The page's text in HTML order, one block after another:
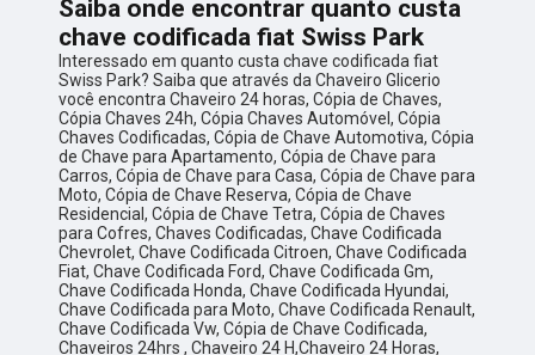
Saiba onde encontrar quanto custa
chave codificada fiat Swiss Park
Interessado em quanto custa chave codificada fiat
Swiss Park? Saiba que através da Chaveiro Glicerio
você encontra Chaveiro 24 horas, Cópia de Chaves,
Cópia Chaves 24h, Cópia Chaves Automóvel, Cópia
Chaves Codificadas, Cópia de Chave Automotiva, Cópia
de Chave para Apartamento, Cópia de Chave para
Carros, Cópia de Chave para Casa, Cópia de Chave para
Moto, Cópia de Chave Reserva, Cópia de Chave
Residencial, Cópia de Chave Tetra, Cópia de Chaves
para Cofres, Chaves Codificadas, Chave Codificada
Chevrolet, Chave Codificada Citroen, Chave Codificada
Fiat, Chave Codificada Ford, Chave Codificada Gm,
Chave Codificada Honda, Chave Codificada Hyundai,
Chave Codificada para Moto, Chave Codificada Renault,
Chave Codificada Vw, Cópia de Chave Codificada,
Chaveiros 24hrs , Chaveiro 24 H,Chaveiro 24 Horas,